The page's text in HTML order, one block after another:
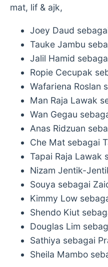
mat, lif & ajk,
Joey Daud
Tauke Jambu
Jalil Hamid
Ropie Cecupak
Wafariena Roslan
Man Raja Lawak
Wan Gegau
Anas Ridzuan
Che Mat sebagai
Tapai Raja Lawak
Nizam Jentik-
Souya sebagai
Kimmy Low
Shendo Kiut
Douglas Lim
Sathiya sebagai
Sheila Mambo